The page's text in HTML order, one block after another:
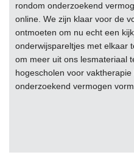
rondom onderzoekend
online. We zijn klaar voor de
ontmoeten om nu echt een
onderwijspareltjes met elkaar
om meer uit ons lesmateriaal
hogescholen voor
onderzoekend vermogen